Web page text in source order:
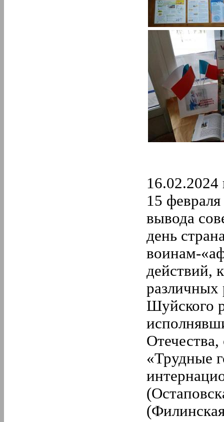
16.02.2024
15
вывода
день
воинам-
действий,
различных
Шуйского
«Трудные